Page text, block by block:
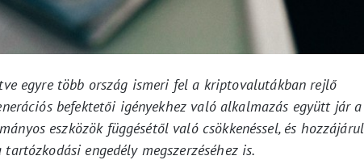
egyre több ország ismeri fel a kriptovalutákban rejlő
befektetői igényekhez való alkalmazás együtt jár a
eszközök függésétől való csökkenéssel, és hozzájárul
engedély megszerzéséhez is.